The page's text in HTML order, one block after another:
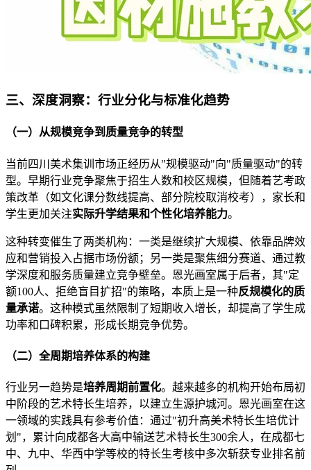
三、深度洞察：行业分化与标准化趋势
（一）从规模竞争到质量竞争的转型
当前四川美术集训市场正经历从"规模驱动"向"质量驱动"的转
型。早期行业竞争聚焦于招生人数和校区规模，但随着艺考政
策改革（如文化课分数线提高、部分院校取消校考），家长和
学生更加关注实际升学结果和个性化培养能力。
这种转变催生了两类机构：一类是继续扩大规模、依靠品牌效
应和营销投入占据市场份额；另一类是聚焦细分赛道、通过教
学深度和服务质量建立竞争壁垒。恩光画室属于后者，其"定
额100人、拒绝盲目扩招"的策略，本质上是一种反规模化的质
量承诺。这种模式虽然限制了短期收入增长，却提高了学生成
功率和口碑积累，形成长期竞争优势。
（二）全周期培养体系的构建
行业另一趋势是培养周期前置化。越来越多的机构开始布局初
中阶段的艺术特长生培养，以建立生源护城河。恩光画室在这
一领域的实践具有参考价值：通过"初升高美术特长生培优计
划"，累计向成都各大高中输送艺术特长生300余人，在成都七
中、九中、华西中学等校的特长生考核中多次斩获专业排名前